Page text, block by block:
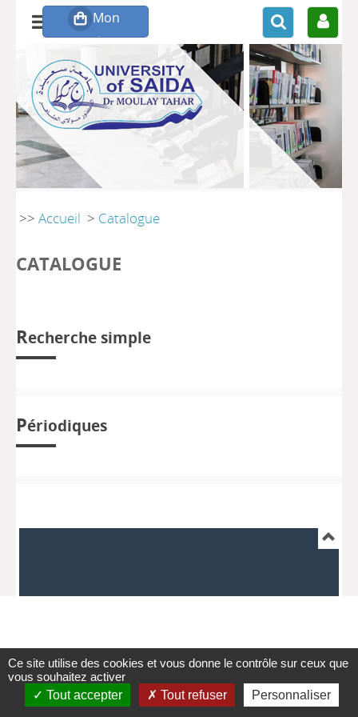
>>Accueil > Catalogue
CATALOGUE
Recherche simple
Périodiques
Ce site utilise des cookies et vous donne le contrôle sur ceux que
vous souhaitez activer
Tout accepter
Tout refuser Personnaliser